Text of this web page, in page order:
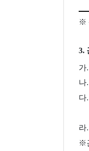
※
3.
가.
나.
다.
라.
※